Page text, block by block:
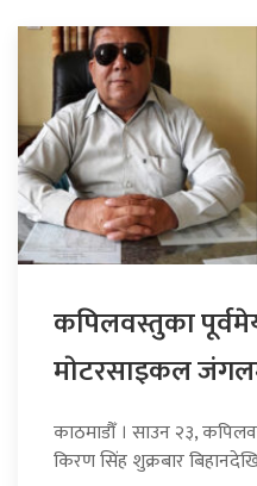
कपिलवस्तुका
माेटरसाइकल
काठमाडौँ । साउन २३,
किरण सिंह शुक्रबार